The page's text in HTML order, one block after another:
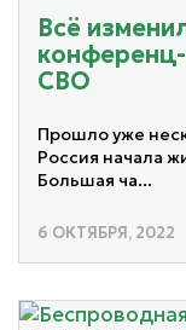
Всё
СВО
Прошло уже
Россия начала
Большая ча...
6 ОКТЯБРЯ, 2022